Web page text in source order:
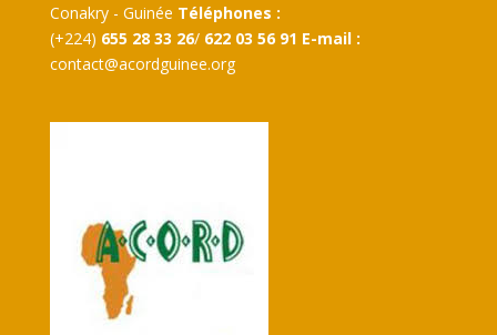
Conakry - Guinée Téléphones :
(+224) 655 28 33 26/ 622 03 56 91 E-mail :
contact@acordguinee.org